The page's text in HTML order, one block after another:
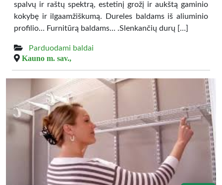
spalvų ir raštų spektrą, estetinį grožį ir aukštą gaminio
kokybę ir ilgaamžiškumą. Dureles baldams iš aliuminio
profilio… Furnitūrą baldams… .Slenkančių durų […]
Parduodami baldai
Kauno m. sav.,